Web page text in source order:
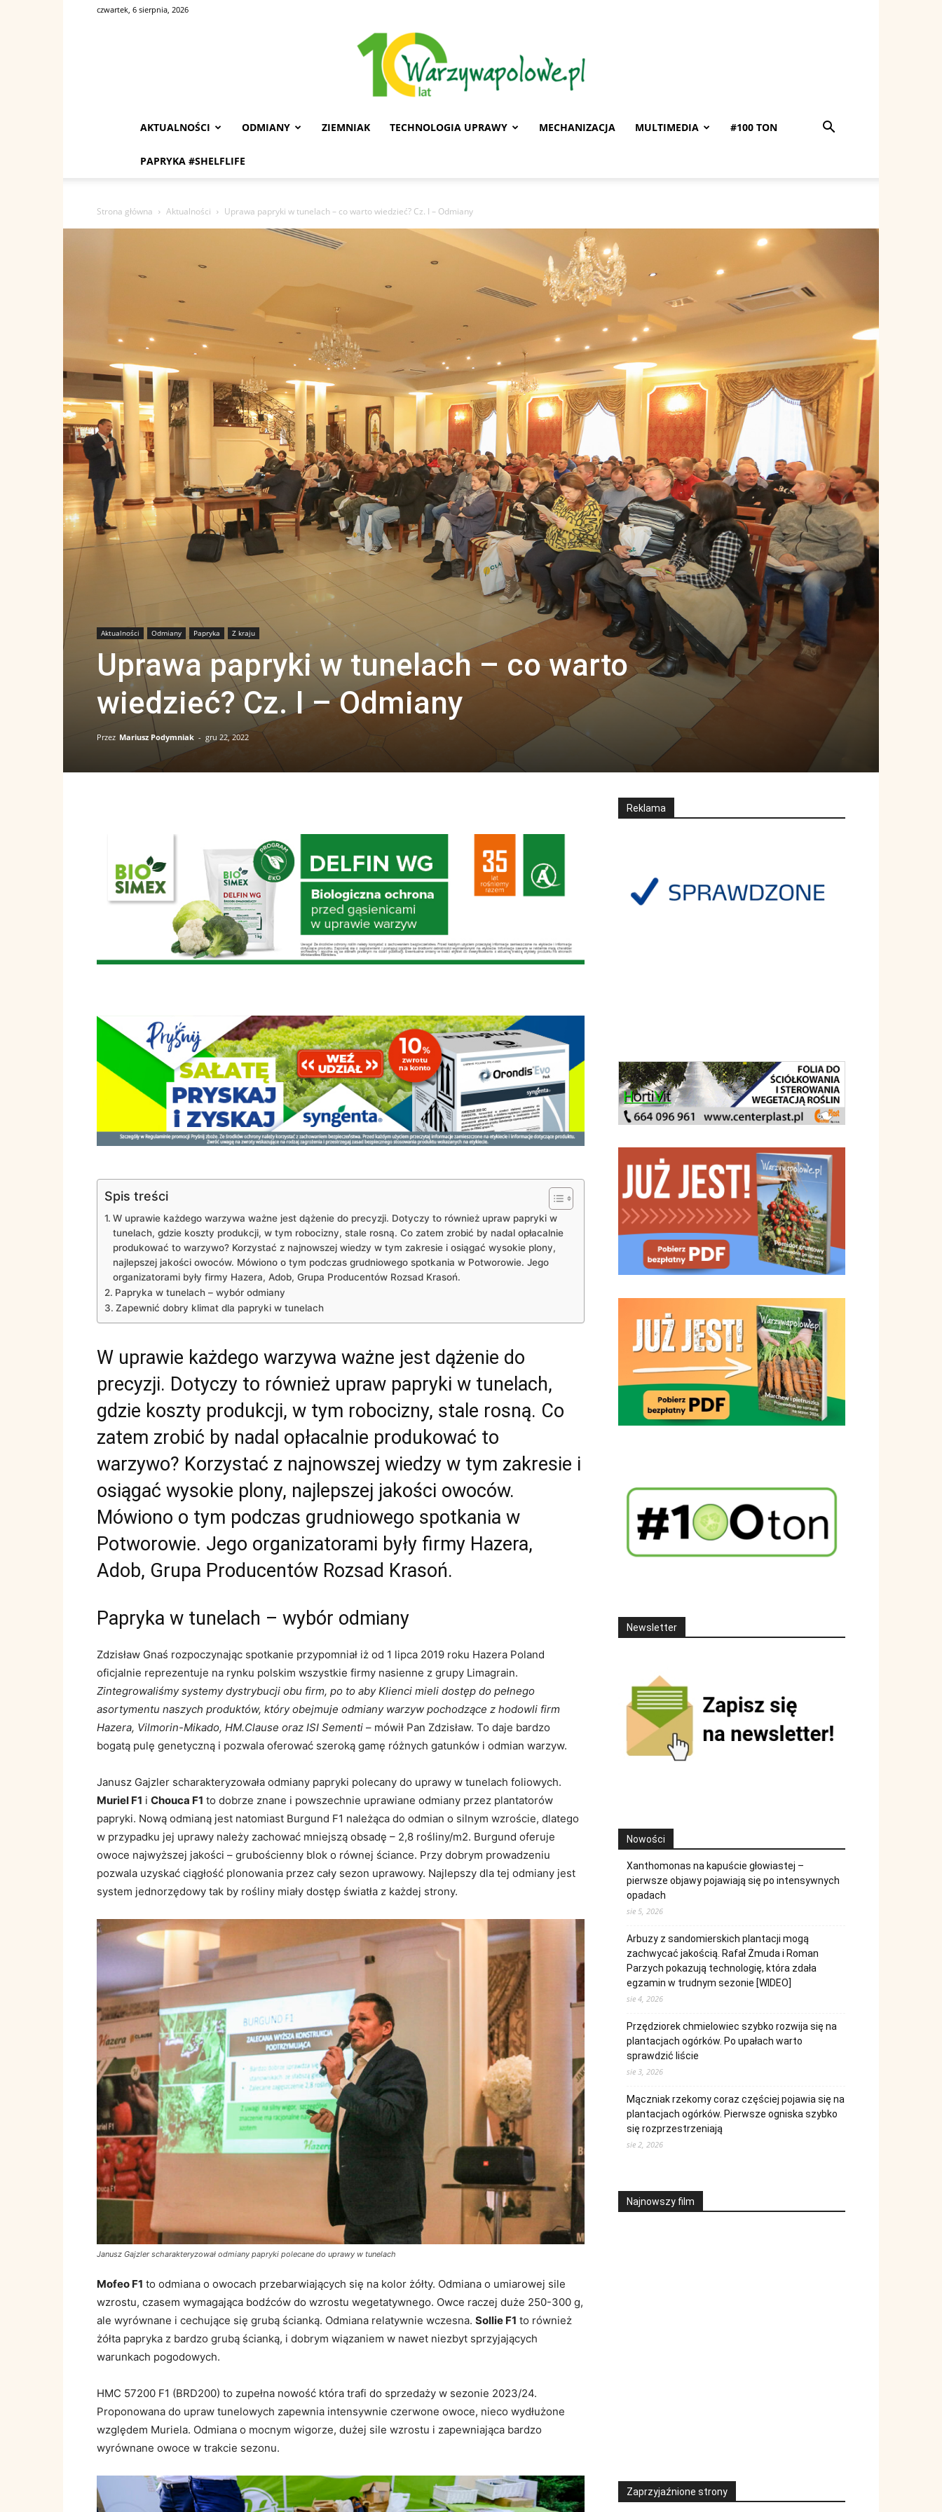
czwartek, 6 sierpnia, 2026
Polowe
AKTUALNOŚCI ODMIANY ZIEMNIAK TECHNOLOGIA UPRAWY MECHANIZACJA MULTIMEDIA #100 TON
PAPRYKA #SHELFLIFE
Strona główna Aktualności Uprawa papryki w tunelach – co warto wiedzieć? Cz. I – Odmiany
Aktualności Odmiany Papryka Z kraju
Uprawa papryki w tunelach – co warto
wiedzieć? Cz. I – Odmiany
Przez Mariusz Podymniak - gru 22, 2022
Spis treści
W uprawie każdego warzywa ważne jest dążenie do precyzji. Dotyczy to również upraw papryki w
tunelach, gdzie koszty produkcji, w tym robocizny, stale rosną. Co zatem zrobić by nadal opłacalnie
produkować to warzywo? Korzystać z najnowszej wiedzy w tym zakresie i osiągać wysokie plony,
najlepszej jakości owoców. Mówiono o tym podczas grudniowego spotkania w Potworowie. Jego
organizatorami były firmy Hazera, Adob, Grupa Producentów Rozsad Krasoń.
Papryka w tunelach – wybór odmiany
Zapewnić dobry klimat dla papryki w tunelach
W uprawie każdego warzywa ważne jest dążenie do
precyzji. Dotyczy to również upraw papryki w tunelach,
gdzie koszty produkcji, w tym robocizny, stale rosną. Co
zatem zrobić by nadal opłacalnie produkować to
warzywo? Korzystać z najnowszej wiedzy w tym zakresie i
osiągać wysokie plony, najlepszej jakości owoców.
Mówiono o tym podczas grudniowego spotkania w
Potworowie. Jego organizatorami były firmy Hazera,
Adob, Grupa Producentów Rozsad Krasoń.
Papryka w tunelach – wybór odmiany
Zdzisław Gnaś rozpoczynając spotkanie przypomniał iż od 1 lipca 2019 roku Hazera Poland
oficjalnie reprezentuje na rynku polskim wszystkie firmy nasienne z grupy Limagrain.
Zintegrowaliśmy systemy dystrybucji obu firm, po to aby Klienci mieli dostęp do pełnego
asortymentu naszych produktów, który obejmuje odmiany warzyw pochodzące z hodowli firm
Hazera, Vilmorin-Mikado, HM.Clause oraz ISI Sementi – mówił Pan Zdzisław. To daje bardzo
bogatą pulę genetyczną i pozwala oferować szeroką gamę różnych gatunków i odmian warzyw.
Janusz Gajzler scharakteryzowała odmiany papryki polecany do uprawy w tunelach foliowych.
Muriel F1 i Chouca F1 to dobrze znane i powszechnie uprawiane odmiany przez plantatorów
papryki. Nową odmianą jest natomiast Burgund F1 należąca do odmian o silnym wzroście, dlatego
w przypadku jej uprawy należy zachować mniejszą obsadę – 2,8 rośliny/m2. Burgund oferuje
owoce najwyższej jakości – grubościenny blok o równej ściance. Przy dobrym prowadzeniu
pozwala uzyskać ciągłość plonowania przez cały sezon uprawowy. Najlepszy dla tej odmiany jest
system jednorzędowy tak by rośliny miały dostęp światła z każdej strony.
Janusz Gajzler scharakteryzował odmiany papryki polecane do uprawy w tunelach
Mofeo F1 to odmiana o owocach przebarwiających się na kolor żółty. Odmiana o umiarowej sile
wzrostu, czasem wymagająca bodźców do wzrostu wegetatywnego. Owce raczej duże 250-300 g,
ale wyrównane i cechujące się grubą ścianką. Odmiana relatywnie wczesna. Sollie F1 to również
żółta papryka z bardzo grubą ścianką, i dobrym wiązaniem w nawet niezbyt sprzyjających
warunkach pogodowych.
HMC 57200 F1 (BRD200) to zupełna nowość która trafi do sprzedaży w sezonie 2023/24.
Proponowana do upraw tunelowych zapewnia intensywnie czerwone owoce, nieco wydłużone
względem Muriela. Odmiana o mocnym wigorze, dużej sile wzrostu i zapewniająca bardzo
wyrównane owoce w trakcie sezonu.
Reklama
Newsletter
Nowości
Xanthomonas na kapuście głowiastej –
pierwsze objawy pojawiają się po intensywnych
opadach
sie 5, 2026
Arbuzy z sandomierskich plantacji mogą
zachwycać jakością. Rafał Żmuda i Roman
Parzych pokazują technologię, która zdała
egzamin w trudnym sezonie [WIDEO]
sie 4, 2026
Przędziorek chmielowiec szybko rozwija się na
plantacjach ogórków. Po upałach warto
sprawdzić liście
sie 3, 2026
Mączniak rzekomy coraz częściej pojawia się na
plantacjach ogórków. Pierwsze ogniska szybko
się rozprzestrzeniają
sie 2, 2026
Najnowszy film
Zaprzyjaźnione strony